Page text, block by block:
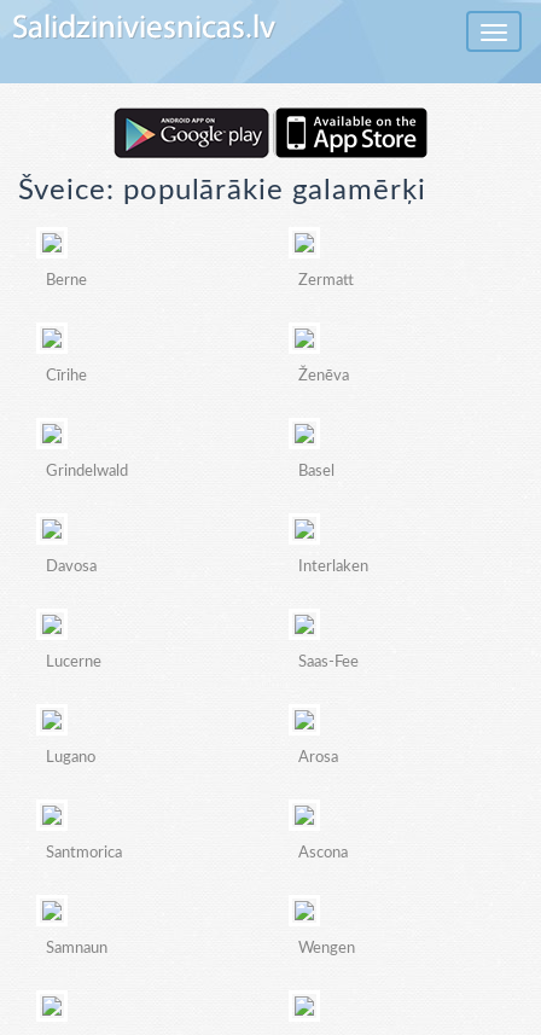
Toggle
Šveice: populārākie galamērķi
Berne Zermatt
Cīrihe Ženēva
Grindelwald Basel
Davosa Interlaken
Lucerne Saas-Fee
Lugano Arosa
Santmorica Ascona
Samnaun Wengen